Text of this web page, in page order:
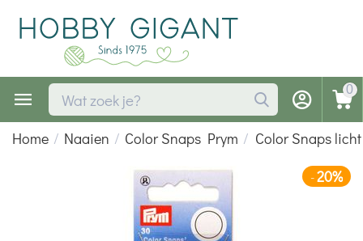
0
Home / Naaien / Color Snaps Prym / Color Snaps
-20%